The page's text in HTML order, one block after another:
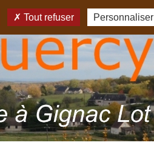
Tout refuser Personnaliser